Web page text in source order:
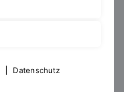
Datenschutz